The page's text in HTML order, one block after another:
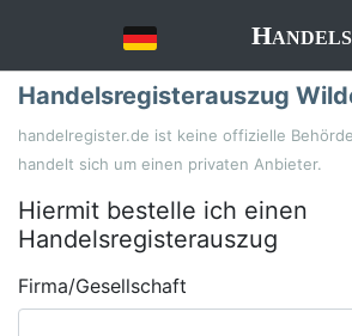
Handelsregisterauszug
handelregister.de ist keine offizielle
handelt sich um einen privaten Anbieter.
Hiermit bestelle ich einen
Handelsregisterauszug
Firma/Gesellschaft